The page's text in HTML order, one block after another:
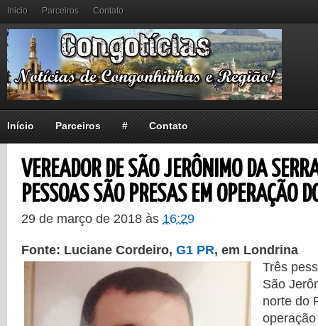
Inicio Parceiros Contato
Início Parceiros # Contato
VEREADOR DE SÃO JERÔNIMO DA
PESSOAS SÃO PRESAS EM OPERAÇÃO
29 de março de 2018 às 16:29
Fonte: Luciane Cordeiro, G1 PR, em Londrina
Três
São
norte do